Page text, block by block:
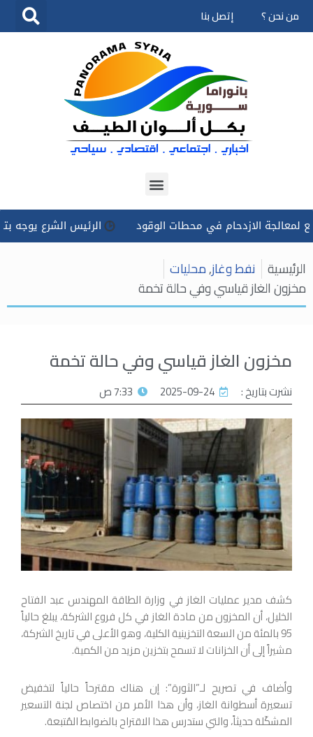
تخطى
من نحن ؟ إتصل بنا
الازدحام في محطات الوقود الرئيس الشرع يوجه بتسخير
الرئيسية نفط وغاز,محليات
مخزون الغاز قياسي وفي حالة تخمة
مخزون الغاز قياسي وفي حالة تخمة
نشرت بتاريخ : 2025-09-24 7:33 ص
كشف مدير عمليات الغاز في وزارة الطاقة المهندس عبد الفتاح
الخليل، أن المخزون من مادة الغاز في كل فروع الشركة، يبلغ حالياً
95 بالمئة من السعة التخزينية الكلية، وهو الأعلى في تاريخ الشركة،
مشيراً إلى أن الخزانات لا تسمح بتخزين مزيد من الكمية.
وأضاف في تصريح لـ”الثورة”: إن هناك مقترحاً حالياً لتخفيض
تسعيرة أسطوانة الغاز، وأن هذا الأمر من اختصاص لجنة التسعير
المشكّلة حديثاً، والتي ستدرس هذا الاقتراح بالضوابط المُتبعة.